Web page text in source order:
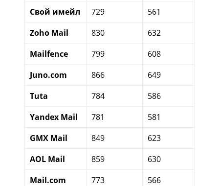
Свой имейл
729 561
Zoho Mail
830 632
Mailfence
799 608
Juno.com
866 649
Tuta
784 586
Yandex Mail
781 581
GMX Mail
849 623
AOL Mail
859 630
Mail.com
773 566